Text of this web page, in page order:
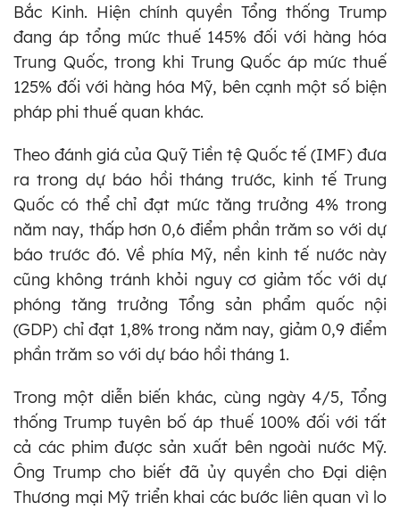
Bắc Kinh. Hiện chính quyền Tổng thống Trump
đang áp tổng mức thuế 145% đối với hàng hóa
Trung Quốc, trong khi Trung Quốc áp mức thuế
125% đối với hàng hóa Mỹ, bên cạnh một số biện
pháp phi thuế quan khác.
Theo đánh giá của Quỹ Tiền tệ Quốc tế (IMF) đưa
ra trong dự báo hồi tháng trước, kinh tế Trung
Quốc có thể chỉ đạt mức tăng trưởng 4% trong
năm nay, thấp hơn 0,6 điểm phần trăm so với dự
báo trước đó. Về phía Mỹ, nền kinh tế nước này
cũng không tránh khỏi nguy cơ giảm tốc với dự
phóng tăng trưởng Tổng sản phẩm quốc nội
(GDP) chỉ đạt 1,8% trong năm nay, giảm 0,9 điểm
phần trăm so với dự báo hồi tháng 1.
Trong một diễn biến khác, cùng ngày 4/5, Tổng
thống Trump tuyên bố áp thuế 100% đối với tất
cả các phim được sản xuất bên ngoài nước Mỹ.
Ông Trump cho biết đã ủy quyền cho Đại diện
Thương mại Mỹ triển khai các bước liên quan vì lo